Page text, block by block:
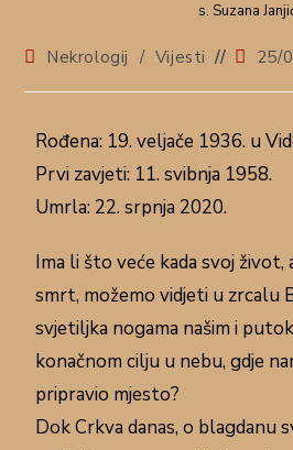
s. Suzana
Nekrologij / Vijesti 25/
Rođena: 19. veljače 1936. u
Prvi zavjeti: 11. svibnja 1958.
Umrla: 22. srpnja 2020.
Ima li što veće kada svoj život,
smrt, možemo vidjeti u zrcalu
svjetiljka nogama našim i
konačnom cilju u nebu, gdje
pripravio mjesto?
Dok Crkva danas, o blagdanu